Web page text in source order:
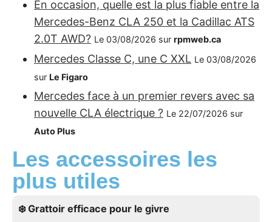
En occasion, quelle est la plus fiable entre la
Mercedes-Benz CLA 250 et la Cadillac ATS
2.0T AWD? Le 03/08/2026 sur rpmweb.ca
Mercedes Classe C, une C XXL Le 03/08/2026
sur Le Figaro
Mercedes face à un premier revers avec sa
nouvelle CLA électrique ? Le 22/07/2026 sur
Auto Plus
Les accessoires les
plus utiles
❄️ Grattoir efficace pour le givre